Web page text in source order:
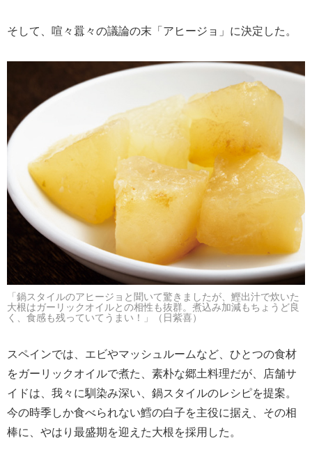
そして、喧々囂々の議論の末「アヒージョ」に決定した。
「鍋スタイルのアヒージョと聞いて驚きましたが、鰹出汁で炊いた
大根はガーリックオイルとの相性も抜群。煮込み加減もちょうど良
く、食感も残っていてうまい！」（日紫喜）
スペインでは、エビやマッシュルームなど、ひとつの食材
をガーリックオイルで煮た、素朴な郷土料理だが、店舗サ
イドは、我々に馴染み深い、鍋スタイルのレシピを提案。
今の時季しか食べられない鱈の白子を主役に据え、その相
棒に、やはり最盛期を迎えた大根を採用した。